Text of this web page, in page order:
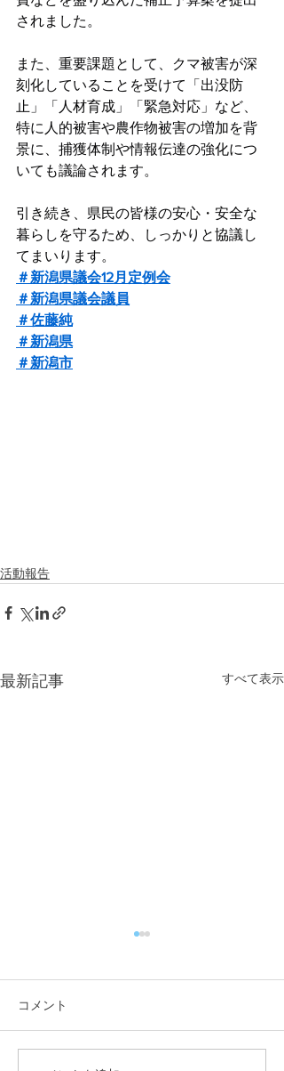
されました。
また、重要課題として、クマ被害が深
刻化していることを受けて「出没防
止」「人材育成」「緊急対応」など、
特に人的被害や農作物被害の増加を背
景に、捕獲体制や情報伝達の強化につ
いても議論されます。
引き続き、県民の皆様の安心・安全な
暮らしを守るため、しっかりと協議し
てまいります。
＃新潟県議会12月定例会
＃新潟県議会議員
＃佐藤純
＃新潟県
＃新潟市
活動報告
最新記事 すべて表示
コメント